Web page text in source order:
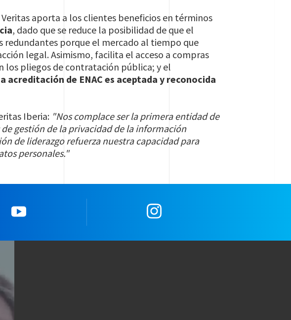
aporta a los clientes beneficios en términos
, dado que se reduce la posibilidad de que el
redundantes porque el mercado al tiempo que
legal. Asimismo, facilita el acceso a compras
los pliegos de contratación pública; y el
a acreditación de ENAC es aceptada y reconocida
Iberia: "Nos complace ser la primera entidad de
gestión de la privacidad de la información
de liderazgo refuerza nuestra capacidad para
personales."